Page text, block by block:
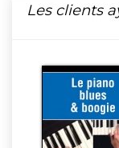
Les clients